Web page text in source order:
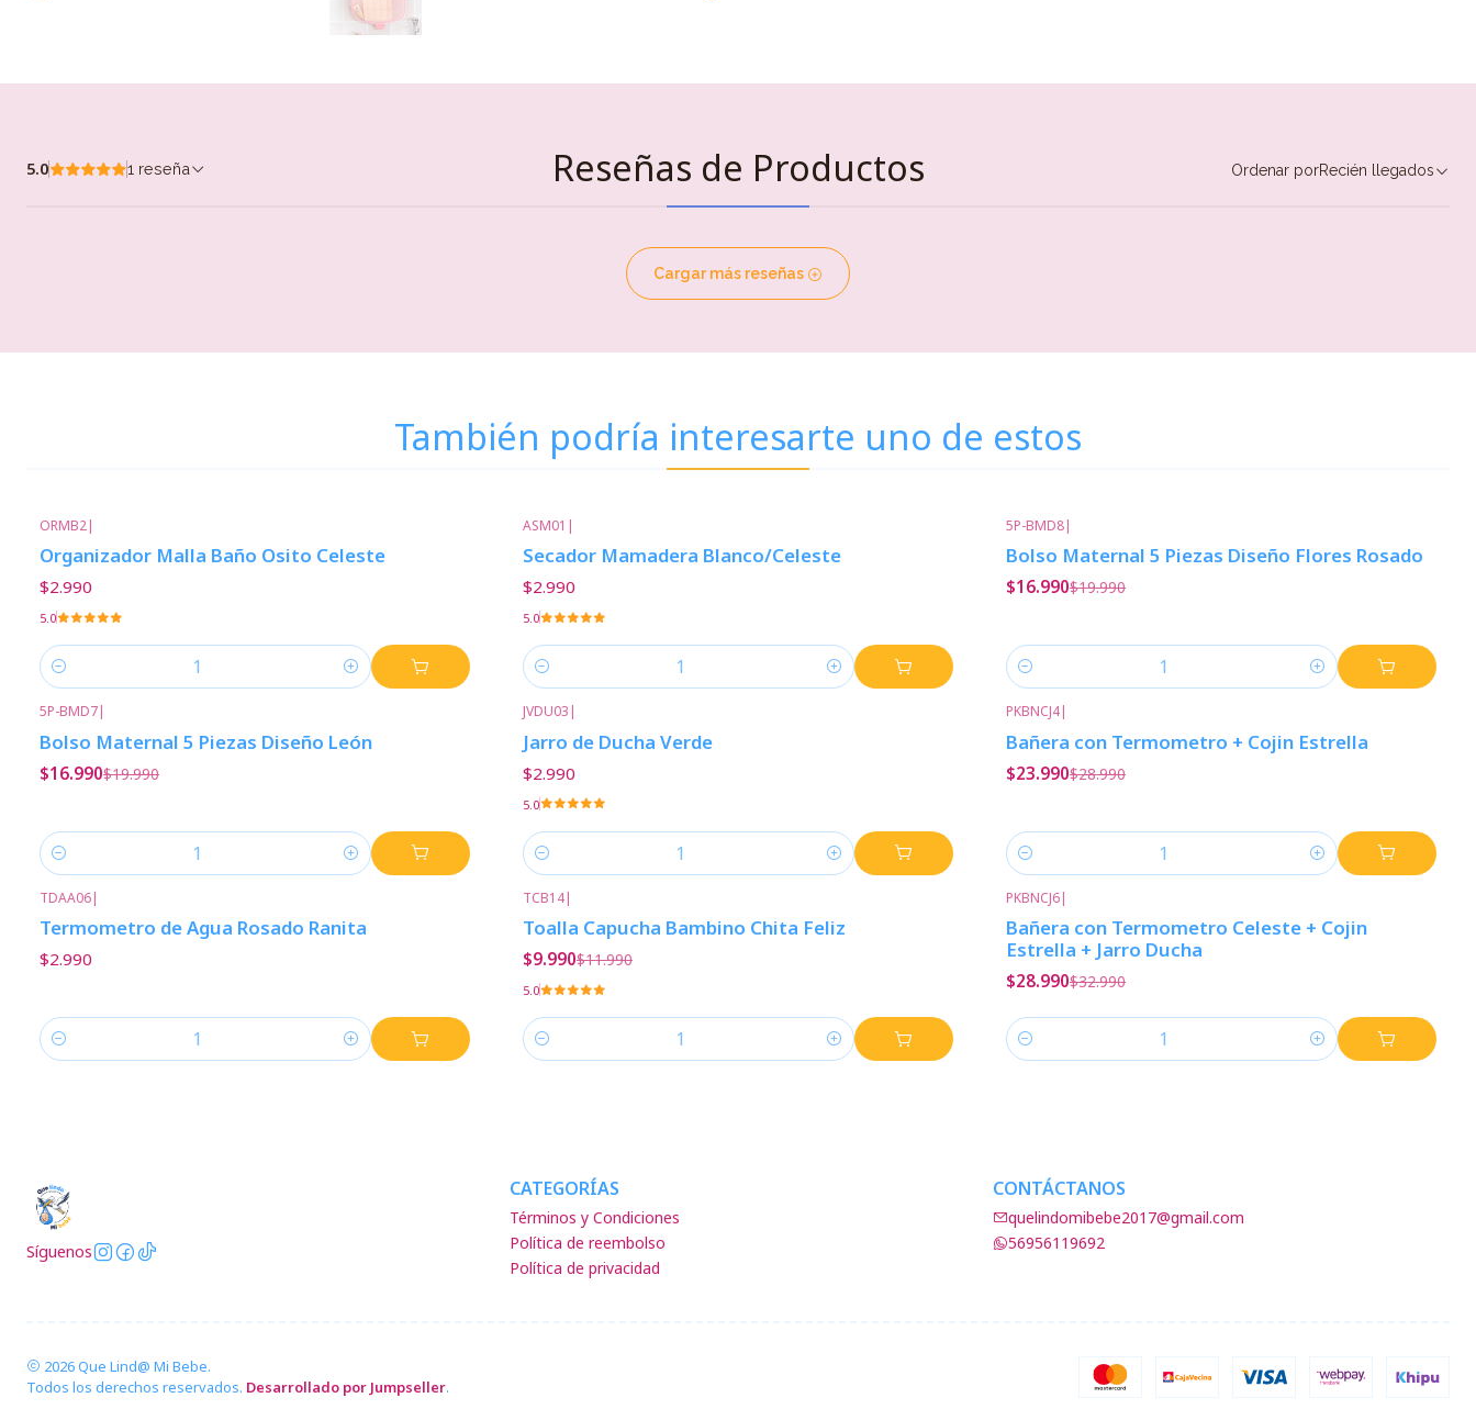
Reseñas de Productos
5.0 1 reseña Ordenar porRecién llegados
Cargar más reseñas
También podría interesarte uno de estos
ORMB2|
Organizador Malla Baño Osito Celeste
$2.990
5.0
Cantidad
ASM01 |
Secador Mamadera Blanco/Celeste
$2.990
5.0
Cantidad
5P-BMD8|
Bolso Maternal 5 Piezas Diseño Flores Rosado
$16.990$19.990
Cantidad
5P-BMD7|
Bolso Maternal 5 Piezas Diseño León
$16.990$19.990
Cantidad
JVDU03 |
Jarro de Ducha Verde
$2.990
5.0
Cantidad
PKBNCJ4|
Bañera con Termometro + Cojin Estrella
$23.990$28.990
Cantidad
TDAA06|
Termometro de Agua Rosado Ranita
$2.990
Cantidad
TCB14|
Toalla Capucha Bambino Chita Feliz
$9.990$11.990
5.0
Cantidad
PKBNCJ6|
Bañera con Termometro Celeste + Cojin
Estrella + Jarro Ducha
$28.990$32.990
Cantidad
Síguenos
CATEGORÍAS
Términos y Condiciones
Política de reembolso
Política de privacidad
CONTÁCTANOS
quelindomibebe2017@gmail.com
56956119692
2026 Que Lind@ Mi Bebe.
Todos los derechos reservados. Desarrollado por Jumpseller.